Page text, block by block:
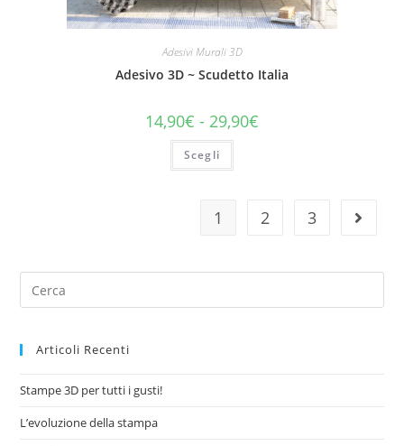
Adesivi Murali 3D
Adesivo 3D ~ Scudetto Italia
14,90€ - 29,90€
Scegli
1 2 3
Articoli Recenti
Stampe 3D per tutti i gusti!
L’evoluzione della stampa